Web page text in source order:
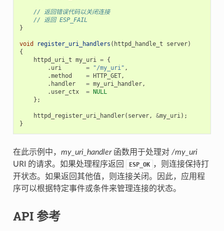
// 返回错误代码以关闭连接
// 返回 ESP_FAIL
}
void register_uri_handlers ( httpd_handle_t server)
{
httpd_uri_t my_uri = {
. uri = "/my_uri" ,
.method = HTTP_GET,
. handler = my_uri_handler,
. user_ctx = NULL
};
httpd_register_uri_handler( server, &my_uri);
}
在此示例中， my_uri_handler函数用于处理对 /my_uri
URI 的请求。如果处理程序返回
ESP_OK ，则连接保持打
开状态。如果返回其他值，则连接关闭。因此，应用程
序可以根据特定事件或条件来管理连接的状态。
API 参考